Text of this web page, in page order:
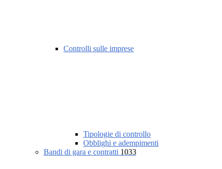
Controlli sulle imprese
Tipologie di controllo
Obblighi e adempimenti
Bandi di gara e contratti 1033